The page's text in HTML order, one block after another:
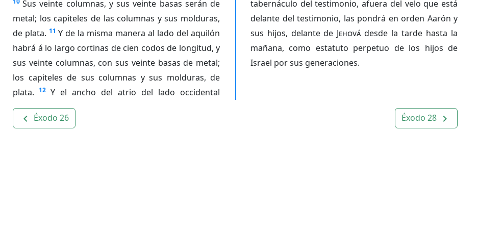
Sus veinte columnas, y sus veinte basas serán de
metal; los capiteles de las columnas y sus molduras,
de plata. 11 Y de la misma manera al lado del aquilón
habrá á lo largo cortinas de cien codos de longitud, y
sus veinte columnas, con sus veinte basas de metal;
los capiteles de sus columnas y sus molduras, de
plata. 12 Y el ancho del atrio del lado occidental
tabernáculo del testimonio, afuera del velo que está
delante del testimonio, las pondrá en orden Aarón y
sus hijos, delante de Jehovádesde la tarde hasta la
mañana, como estatuto perpetuo de los hijos de
Israel por sus generaciones.
navigate_before Éxodo 26 Éxodo 28 navigate_next